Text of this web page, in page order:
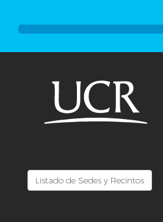
Listado de Sedes y Recintos